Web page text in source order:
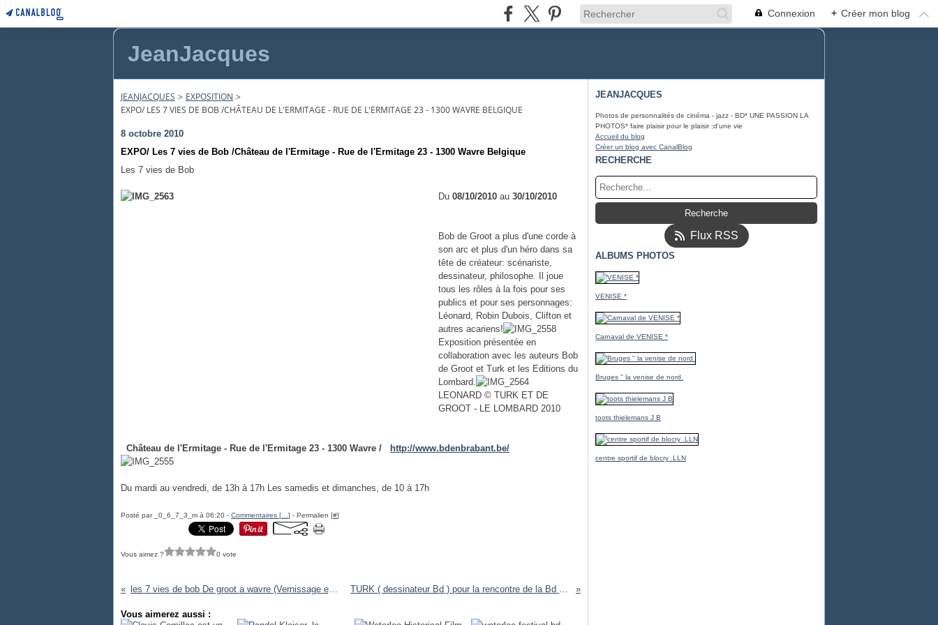
Connexion + Créer mon blog
JeanJacques
JEANJACQUES > EXPOSITION >
EXPO/ LES 7 VIES DE BOB /CHÂTEAU DE L'ERMITAGE - RUE DE L'ERMITAGE 23 - 1300 WAVRE BELGIQUE
8 octobre 2010
EXPO/ Les 7 vies de Bob /Château de l'Ermitage - Rue de l'Ermitage 23 - 1300 Wavre Belgique
Les 7 vies de Bob
Du 08/10/2010 au 30/10/2010
Bob de Groot a plus d'une corde à
son arc et plus d'un héro dans sa
tête de créateur: scénariste,
dessinateur, philosophe. Il joue
tous les rôles à la fois pour ses
publics et pour ses personnages:
Léonard, Robin Dubois, Clifton et
autres acariens!
Exposition présentée en
collaboration avec les auteurs Bob
de Groot et Turk et les Editions du
Lombard.
LEONARD © TURK ET DE
GROOT - LE LOMBARD 2010
Château de l'Ermitage - Rue de l'Ermitage 23 - 1300 Wavre / http://www.bdenbrabant.be/
Du mardi au vendredi, de 13h à 17h Les samedis et dimanches, de 10 à 17h
Posté par _0_6_7_3_m à 06:20 - Commentaires [ ] - Permalien [#]
Vous aimez ? 0 vote
les 7 vies de bob De groot a wavre (Vernissage en photos ) TURK ( dessinateur Bd ) pour la rencontre de la Bd a WAVRE
Vous aimerez aussi :
JEANJACQUES
Photos de personnalités de cinéma - jazz - BD* UNE PASSION LA
PHOTOS* faire plaisir pour le plaisir ;d'une vie
Accueil du blog
Créer un blog avec CanalBlog
RECHERCHE
Flux RSS
ALBUMS PHOTOS
VENISE *
Carnaval de VENISE *
Bruges '' la venise de nord.
toots thielemans J B
centre sportif de blocry .LLN